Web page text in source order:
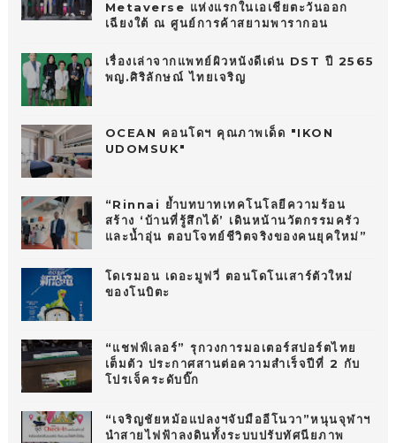
Metaverse แห่งแรกในเอเชียตะวันออก
เฉียงใต้ ณ ศูนย์การค้าสยามพารากอน
เรื่องเล่าจากแพทย์ผิวหนังดีเด่น DST ปี 2565
พญ.ศิริลักษณ์ ไทยเจริญ
OCEAN คอนโดฯ คุณภาพเด็ด "IKON
UDOMSUK"
“Rinnai ย้ำบทบาทเทคโนโลยีความร้อน
สร้าง ‘บ้านที่รู้สึกได้’ เดินหน้านวัตกรรมครัว
และน้ำอุ่น ตอบโจทย์ชีวิตจริงของคนยุคใหม่”
โดเรมอน เดอะมูฟวี่ ตอนโดโนเสาร์ตัวใหม่
ของโนบิตะ
“แชฟฟ์เลอร์” รุกวงการมอเตอร์สปอร์ตไทย
เต็มตัว ประกาศสานต่อความสำเร็จปีที่ 2 กับ
โปรเจ็คระดับบิ๊ก
“เจริญชัยหม้อแปลงฯจับมืออีโนวา”หนุนจุฬาฯ
นำสายไฟฟ้าลงดินทั้งระบบปรับทัศนียภาพ